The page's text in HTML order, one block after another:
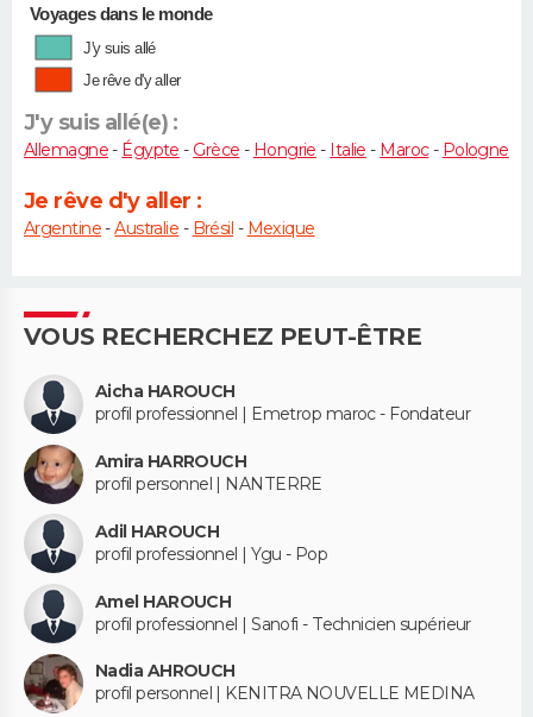
Voyages dans le monde
J'y suis allé
Je rêve d'y aller
J'y suis allé(e) :
Allemagne- Égypte - Grèce - Hongrie - Italie - Maroc- Pologne
Je rêve d'y aller :
Argentine-Australie - Brésil - Mexique
VOUS RECHERCHEZ PEUT-ÊTRE
Aicha HAROUCH
profil professionnel | Emetrop maroc - Fondateur
Amira HARROUCH
profil personnel | NANTERRE
Adil HAROUCH
profil professionnel | Ygu - Pop
Amel HAROUCH
profil professionnel | Sanofi - Technicien supérieur
Nadia AHROUCH
profil personnel | KENITRA NOUVELLE MEDINA